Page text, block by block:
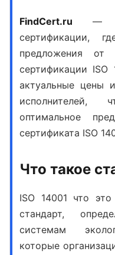
FindCert.ru —
сертификации,
предложения от
сертификации ISO
актуальные цены
исполнителей,
оптимальное
сертификата ISO
Что такое
ISO 14001 что это
стандарт,
системам
которые